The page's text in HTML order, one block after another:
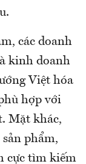
các doanh
kinh doanh
Việt hóa
hợp với
Mặt khác,
phẩm,
cực tìm kiếm